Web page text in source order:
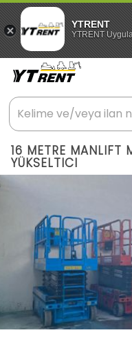
YTRENT
YTRENT
16 METRE MANLIFT
YÜKSELTICI